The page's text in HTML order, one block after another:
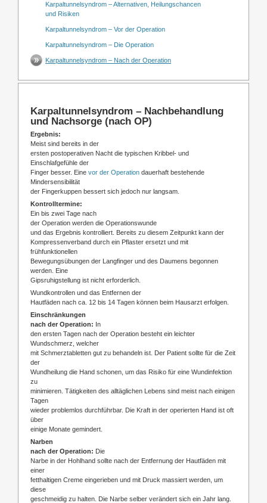
Karpaltunnelsyndrom – Alternativen, Heilungschancen
und Risiken
Karpaltunnelsyndrom – Vor der Operation
Karpaltunnelsyndrom – Die Operation
Karpaltunnelsyndrom – Nach der Operation
Karpaltunnelsyndrom – Nachbehandlung
und Nachsorge (nach OP)
Ergebnis:
Meist sind bereits in der
ersten postoperativen Nacht die typischen Kribbel- und
Einschlafgefühle der
Finger besser. Eine vor der Operation dauerhaft bestehende
Mindersensibilität
der Fingerkuppen bessert sich jedoch nur langsam.
Kontrolltermine:
Ein bis zwei Tage nach
der Operation werden die Operationswunde
und das Ergebnis kontrolliert. Bereits zu diesem Zeitpunkt kann der
Kompressenverband durch ein Pflaster ersetzt und mit
frühfunktionellen
Bewegungsübungen der Langfinger und des Daumens begonnen
werden. Eine
Gipsruhigstellung ist nicht erforderlich.
Wundkontrollen und das Entfernen der
Hautfäden nach ca. 12 bis 14 Tagen können beim Hausarzt erfolgen.
Einschränkungen
nach der Operation: In
den ersten Tagen nach der Operation besteht ein leichter
Wundschmerz, welcher
mit Schmerztabletten gut zu behandeln ist. Der Patient sollte für die Zeit
der
Wundheilung die Hand schonen, um das Risiko für eine Wundinfektion
zu
minimieren. Tätigkeiten des alltäglichen Lebens sind meist nach einigen
Tagen
wieder problemlos durchführbar. Die Kraft in der operierten Hand ist oft
über
einige Monate gemindert.
Narben
nach der Operation: Die
Narbe in der Hohlhand sollte nach der Entfernung der Hautfäden mit
einer
fetthaltigen Creme eingerieben und mit Druck massiert werden, um
diese
geschmeidig zu halten. Die Narbe selber verändert sich ein Jahr lang.